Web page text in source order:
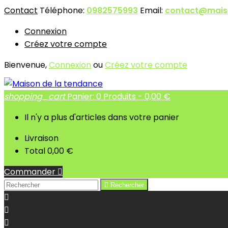
Contact Téléphone: 0982575993 Email:
Connexion
Créez votre compte
Bienvenue,ConnexionouCréez votre compte
shopping_cart Panier: 0 Produits - 0,00 €
Il n'y a plus d'articles dans votre panier
Livraison
Total0,00 €
Commander 
 Rechercher


